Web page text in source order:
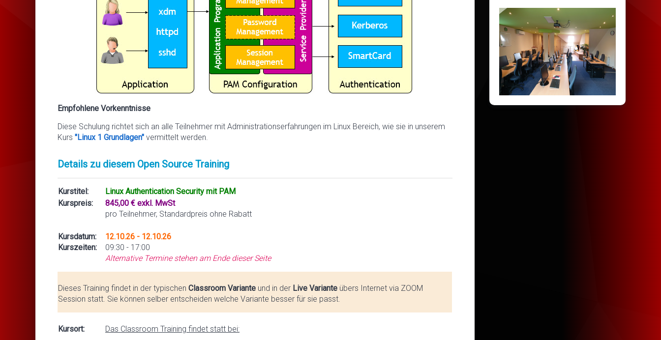
Empfohlene Vorkenntnisse
Diese Schulung richtet sich an alle Teilnehmer mit Administrationserfahrungen im Linux Bereich, wie sie in unserem
Kurs "Linux 1 Grundlagen" vermittelt werden.
Details zu diesem Open Source Training
Kurstitel:
Linux Authentication Security mit PAM
Kurspreis:
845,00 € exkl. MwSt
pro Teilnehmer, Standardpreis ohne Rabatt
Kursdatum:
Kurszeiten:
12.10.26 - 12.10.26
09:30 - 17:00
Alternative Termine stehen am Ende dieser Seite
Dieses Training findet in der typischen Classroom Variante und in der Live Variante übers Internet via ZOOM
Session statt. Sie können selber entscheiden welche Variante besser für sie passt.
Kursort:
Das Classroom Training findet statt bei: